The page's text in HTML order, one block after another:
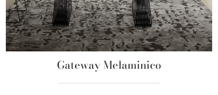
Gateway Melaminico